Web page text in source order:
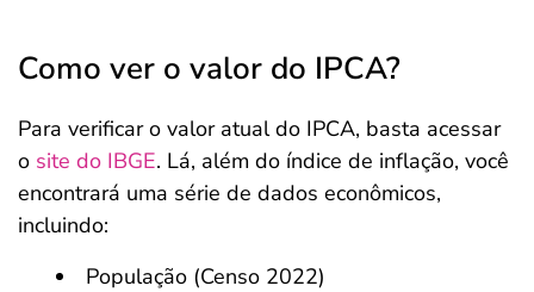
Como ver o valor do IPCA?
Para verificar o valor atual do IPCA, basta acessar
o site do IBGE. Lá, além do índice de inflação, você
encontrará uma série de dados econômicos,
incluindo:
População (Censo 2022)